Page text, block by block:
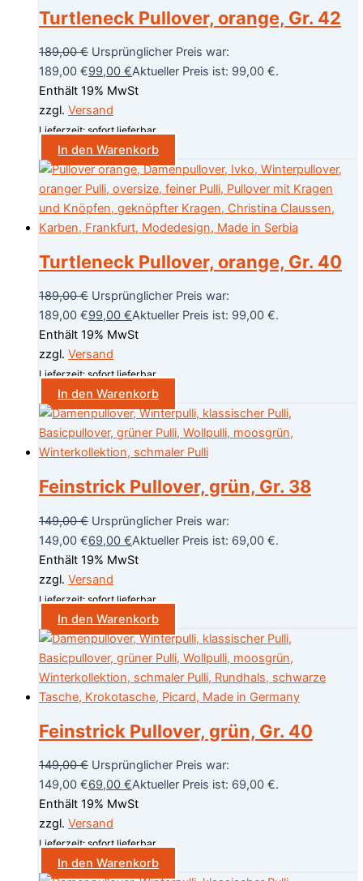
Turtleneck Pullover, orange, Gr. 42
189,00€ Ursprünglicher Preis war:
189,00 €99,00 €Aktueller Preis ist: 99,00 €.
Enthält 19% MwSt
zzgl. Versand
Lieferzeit: sofort lieferbar
In den Warenkorb
Turtleneck Pullover, orange, Gr. 40
189,00€ Ursprünglicher Preis war:
189,00 €99,00 €Aktueller Preis ist: 99,00 €.
Enthält 19% MwSt
zzgl. Versand
Lieferzeit: sofort lieferbar
In den Warenkorb
Feinstrick Pullover, grün, Gr. 38
149,00€ Ursprünglicher Preis war:
149,00 €69,00 €Aktueller Preis ist: 69,00 €.
Enthält 19% MwSt
zzgl. Versand
Lieferzeit: sofort lieferbar
In den Warenkorb
Feinstrick Pullover, grün, Gr. 40
149,00€ Ursprünglicher Preis war:
149,00 €69,00 €Aktueller Preis ist: 69,00 €.
Enthält 19% MwSt
zzgl. Versand
Lieferzeit: sofort lieferbar
In den Warenkorb